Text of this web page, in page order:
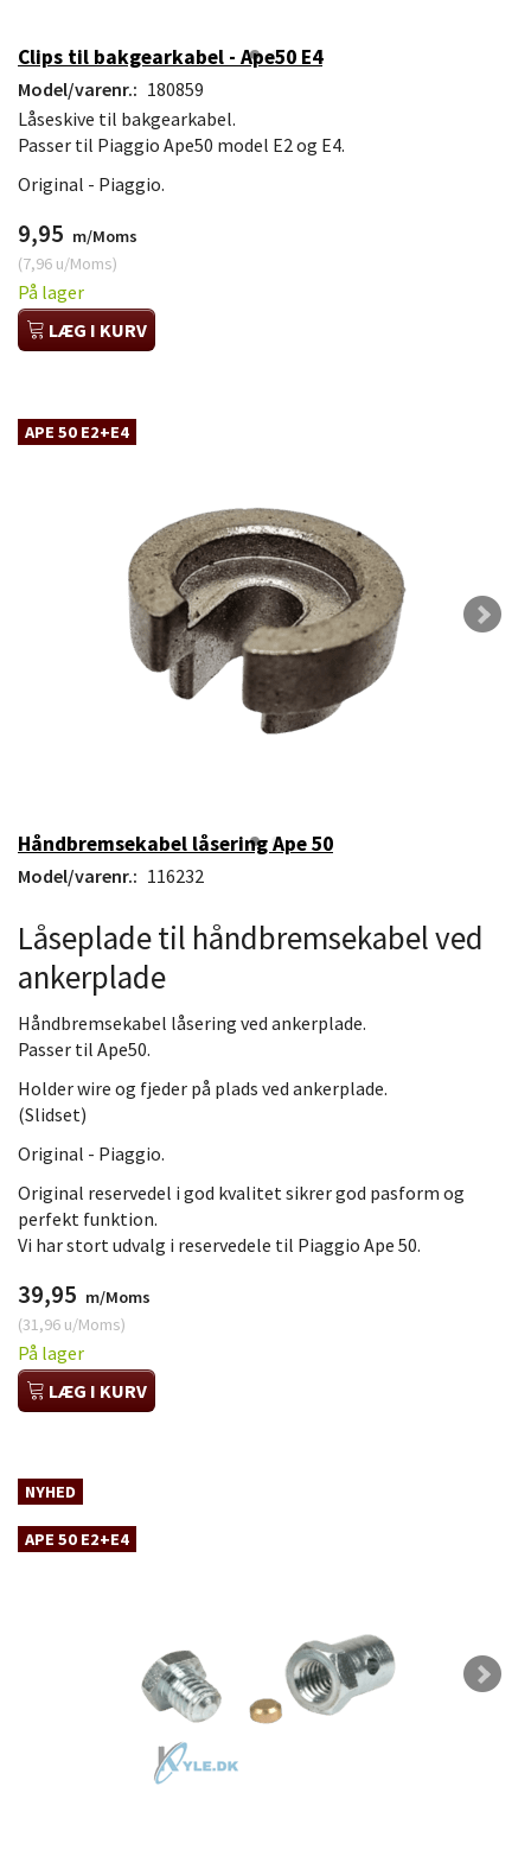
Clips til bakgearkabel - Ape50 E4
Model/varenr.: 180859
Låseskive til bakgearkabel.
Passer til Piaggio Ape50 model E2 og E4.
Original - Piaggio.
9,95 m/Moms
(7,96 u/Moms)
På lager
LÆG I KURV
APE 50 E2+E4
Håndbremsekabel låsering Ape 50
Model/varenr.: 116232
Låseplade til håndbremsekabel ved
ankerplade
Håndbremsekabel låsering ved ankerplade.
Passer til Ape50.
Holder wire og fjeder på plads ved ankerplade.
(Slidset)
Original - Piaggio.
Original reservedel i god kvalitet sikrer god pasform og
perfekt funktion.
Vi har stort udvalg i reservedele til Piaggio Ape 50.
39,95 m/Moms
(31,96 u/Moms)
På lager
LÆG I KURV
NYHED
APE 50 E2+E4